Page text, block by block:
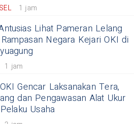
1 jam
Lihat Pameran Lelang
Negara Kejari OKI di
1 jam
Gencar Laksanakan Tera,
dan Pengawasan Alat Ukur
Usaha